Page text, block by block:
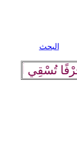
البحث
تُسْقِي أرْضَهَا